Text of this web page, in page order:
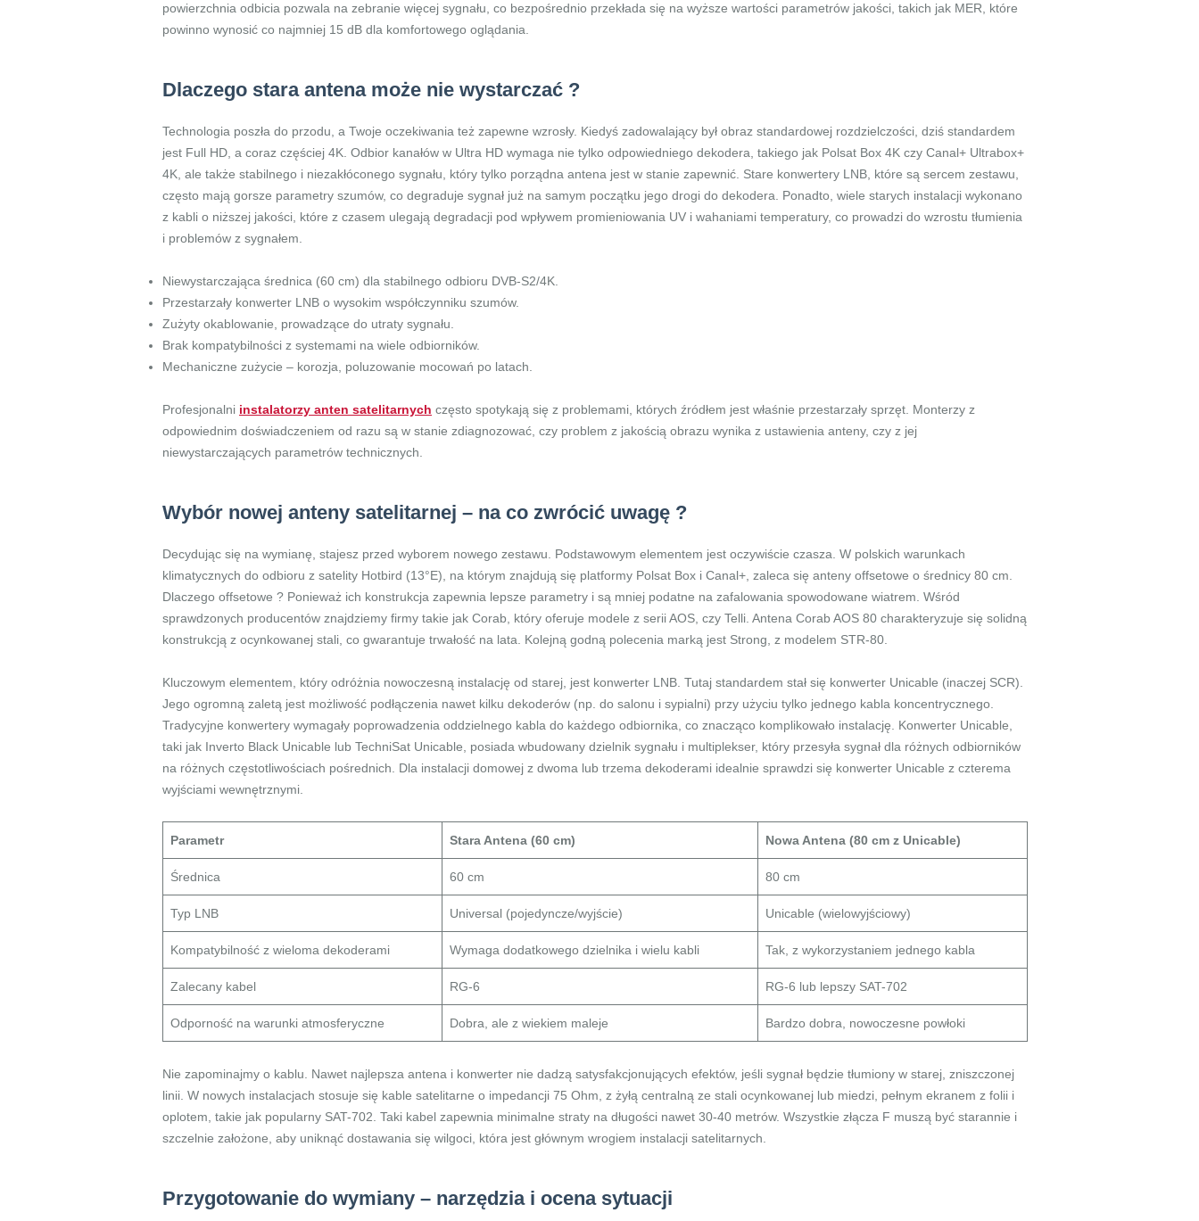
powierzchnia odbicia pozwala na zebranie więcej sygnału, co bezpośrednio przekłada się na wyższe wartości parametrów jakości, takich jak MER, które
powinno wynosić co najmniej 15 dB dla komfortowego oglądania.
Dlaczego stara antena może nie wystarczać ?
Technologia poszła do przodu, a Twoje oczekiwania też zapewne wzrosły. Kiedyś zadowalający był obraz standardowej rozdzielczości, dziś standardem
jest Full HD, a coraz częściej 4K. Odbior kanałów w Ultra HD wymaga nie tylko odpowiedniego dekodera, takiego jak Polsat Box 4K czy Canal+ Ultrabox+
4K, ale także stabilnego i niezakłóconego sygnału, który tylko porządna antena jest w stanie zapewnić. Stare konwertery LNB, które są sercem zestawu,
często mają gorsze parametry szumów, co degraduje sygnał już na samym początku jego drogi do dekodera. Ponadto, wiele starych instalacji wykonano
z kabli o niższej jakości, które z czasem ulegają degradacji pod wpływem promieniowania UV i wahaniami temperatury, co prowadzi do wzrostu tłumienia
i problemów z sygnałem.
Niewystarczająca średnica (60 cm) dla stabilnego odbioru DVB-S2/4K.
Przestarzały konwerter LNB o wysokim współczynniku szumów.
Zużyty okablowanie, prowadzące do utraty sygnału.
Brak kompatybilności z systemami na wiele odbiorników.
Mechaniczne zużycie – korozja, poluzowanie mocowań po latach.
Profesjonalni instalatorzy anten satelitarnych często spotykają się z problemami, których źródłem jest właśnie przestarzały sprzęt. Monterzy z
odpowiednim doświadczeniem od razu są w stanie zdiagnozować, czy problem z jakością obrazu wynika z ustawienia anteny, czy z jej
niewystarczających parametrów technicznych.
Wybór nowej anteny satelitarnej – na co zwrócić uwagę ?
Decydując się na wymianę, stajesz przed wyborem nowego zestawu. Podstawowym elementem jest oczywiście czasza. W polskich warunkach
klimatycznych do odbioru z satelity Hotbird (13°E), na którym znajdują się platformy Polsat Box i Canal+, zaleca się anteny offsetowe o średnicy 80 cm.
Dlaczego offsetowe ? Ponieważ ich konstrukcja zapewnia lepsze parametry i są mniej podatne na zafalowania spowodowane wiatrem. Wśród
sprawdzonych producentów znajdziemy firmy takie jak Corab, który oferuje modele z serii AOS, czy Telli. Antena Corab AOS 80 charakteryzuje się solidną
konstrukcją z ocynkowanej stali, co gwarantuje trwałość na lata. Kolejną godną polecenia marką jest Strong, z modelem STR-80.
Kluczowym elementem, który odróżnia nowoczesną instalację od starej, jest konwerter LNB. Tutaj standardem stał się konwerter Unicable (inaczej SCR).
Jego ogromną zaletą jest możliwość podłączenia nawet kilku dekoderów (np. do salonu i sypialni) przy użyciu tylko jednego kabla koncentrycznego.
Tradycyjne konwertery wymagały poprowadzenia oddzielnego kabla do każdego odbiornika, co znacząco komplikowało instalację. Konwerter Unicable,
taki jak Inverto Black Unicable lub TechniSat Unicable, posiada wbudowany dzielnik sygnału i multiplekser, który przesyła sygnał dla różnych odbiorników
na różnych częstotliwościach pośrednich. Dla instalacji domowej z dwoma lub trzema dekoderami idealnie sprawdzi się konwerter Unicable z czterema
wyjściami wewnętrznymi.
Parametr Stara Antena (60 cm) Nowa Antena (80 cm z Unicable)
Średnica 60 cm 80 cm
Typ LNB Universal (pojedyncze/wyjście) Unicable (wielowyjściowy)
Kompatybilność z wieloma dekoderami Wymaga dodatkowego dzielnika i wielu kabli Tak, z wykorzystaniem jednego kabla
Zalecany kabel RG-6 RG-6 lub lepszy SAT-702
Odporność na warunki atmosferyczne Dobra, ale z wiekiem maleje Bardzo dobra, nowoczesne powłoki
Nie zapominajmy o kablu. Nawet najlepsza antena i konwerter nie dadzą satysfakcjonujących efektów, jeśli sygnał będzie tłumiony w starej, zniszczonej
linii. W nowych instalacjach stosuje się kable satelitarne o impedancji 75 Ohm, z żyłą centralną ze stali ocynkowanej lub miedzi, pełnym ekranem z folii i
oplotem, takie jak popularny SAT-702. Taki kabel zapewnia minimalne straty na długości nawet 30-40 metrów. Wszystkie złącza F muszą być starannie i
szczelnie założone, aby uniknąć dostawania się wilgoci, która jest głównym wrogiem instalacji satelitarnych.
Przygotowanie do wymiany – narzędzia i ocena sytuacji